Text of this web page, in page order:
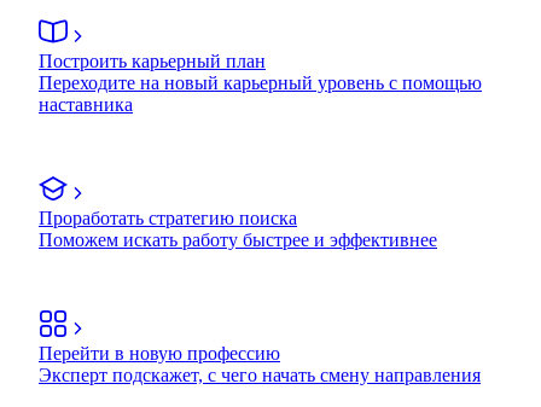
Построить карьерный план
Переходите на новый карьерный уровень с помощью
наставника
Проработать стратегию поиска
Поможем искать работу быстрее и эффективнее
Перейти в новую профессию
Эксперт подскажет, с чего начать смену направления